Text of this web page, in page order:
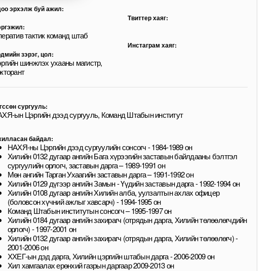
эрхэлж буй ажил:
тактик команд штаб
зэрэг, цол:
шинжлэх ухааны магистр,
Твиттер хаяг:
Инстаграм хаяг:
сургууль:
ын Цэргийн дээд сургууль, Команд Штабын институт
байдал:
НАХЯ-ны Цэргийн дээд сургуулийн сонсогч - 1984-1989 он
Хилийн 0132 дугаар ангийн Бага хүрээгийн заставын байлдааны бэлтгэл
сургуулийн орлогч, заставын дарга – 1989-1991 он
Мөн ангийн Тарган Ухаагийн заставын дарга – 1991-1992 он
Хилийн 0129 дүгээр ангийн Замын - Үүдийн заставын дарга - 1992-1994 он
Хилийн 0108 дугаар ангийн Хилийн алба, уулзалтын ахлах офицер
(боловсон хүчний ажлыг хавсарч) - 1994-1995 он
Команд Штабын институтын сонсогч – 1995-1997 он
Хилийн 0184 дугаар ангийн захирагч (отрядын дарга, Хилийн төлөөлөгчдийн
орлогч) - 1997-2001 он
Хилийн 0132 дугаар ангийн захирагч (отрядын дарга, Хилийн төлөөлөгч) -
2001-2006 он
ХХЕГ-ын дэд дарга, Хилийн цэргийн штабын дарга - 2006-2009 он
Хил хамгаалах ерөнхий газрын даргаар 2009-2013 он